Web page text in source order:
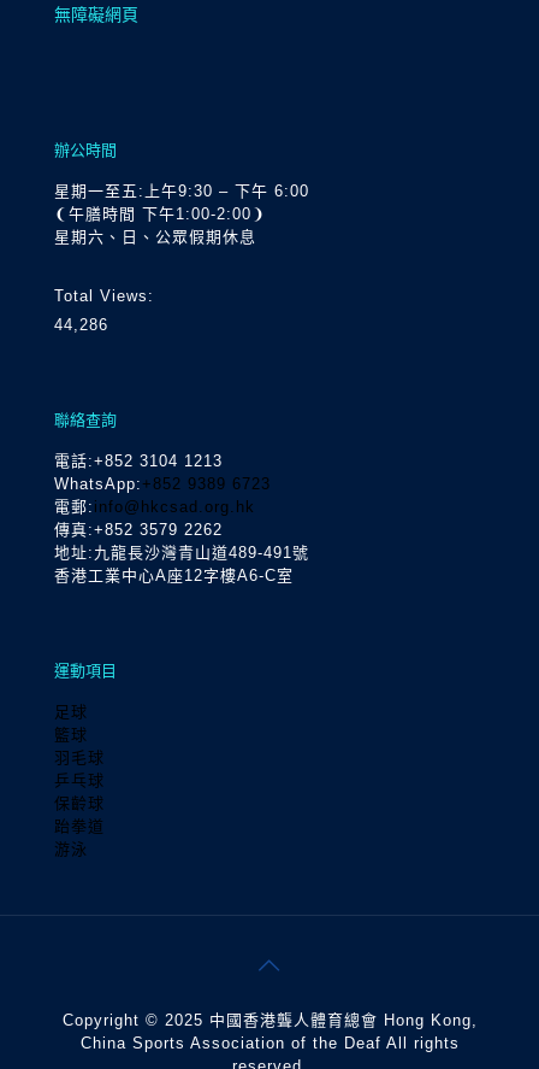
無障礙網頁
辦公時間
星期一至五:上午9:30 – 下午 6:00
❨午膳時間 下午1:00-2:00❩
星期六、日、公眾假期休息
Total Views:
44,286
聯絡查詢
電話:+852 3104 1213
WhatsApp: +852 9389 6723
電郵: info@hkcsad.org.hk
傳真:+852 3579 2262
地址:九龍長沙灣青山道489-491號
香港工業中心A座12字樓A6-C室
運動項目
足球
籃球
羽毛球
乒乓球
保齡球
跆拳道
游泳
Copyright © 2025 中國香港聾人體育總會 Hong Kong,
China Sports Association of the Deaf All rights